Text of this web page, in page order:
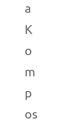
a
K
o
m
p
os